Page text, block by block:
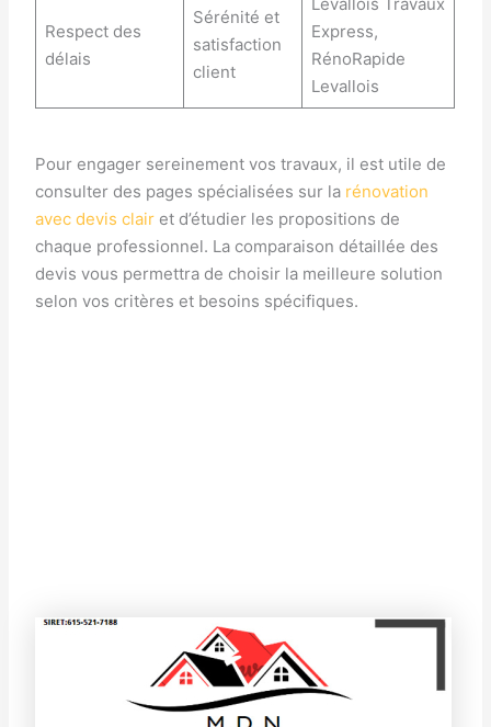
Respect des
délais
Sérénité et
satisfaction
client
Express,
RénoRapide
Levallois
Pour engager sereinement vos travaux, il est utile de
consulter des pages spécialisées sur la rénovation
avec devis clair et d’étudier les propositions de
chaque professionnel. La comparaison détaillée des
devis vous permettra de choisir la meilleure solution
selon vos critères et besoins spécifiques.